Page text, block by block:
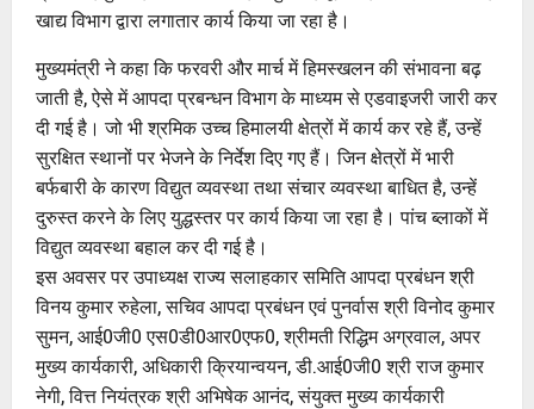
खाद्य विभाग द्वारा लगातार कार्य किया जा रहा है।
मुख्यमंत्री ने कहा कि फरवरी और मार्च में हिमस्खलन की संभावना बढ़
जाती है, ऐसे में आपदा प्रबन्धन विभाग के माध्यम से एडवाइजरी जारी कर
दी गई है। जो भी श्रमिक उच्च हिमालयी क्षेत्रों में कार्य कर रहे हैं, उन्हें
सुरक्षित स्थानों पर भेजने के निर्देश दिए गए हैं। जिन क्षेत्रों में भारी
बर्फबारी के कारण विद्युत व्यवस्था तथा संचार व्यवस्था बाधित है, उन्हें
दुरुस्त करने के लिए युद्धस्तर पर कार्य किया जा रहा है। पांच ब्लाकों में
विद्युत व्यवस्था बहाल कर दी गई है।
इस अवसर पर उपाध्यक्ष राज्य सलाहकार समिति आपदा प्रबंधन श्री
विनय कुमार रुहेला, सचिव आपदा प्रबंधन एवं पुनर्वास श्री विनोद कुमार
सुमन, आई0जी0 एस0डी0आर0एफ0, श्रीमती रिद्धिम अग्रवाल, अपर
मुख्य कार्यकारी, अधिकारी क्रियान्वयन, डी.आई0जी0 श्री राज कुमार
नेगी, वित्त नियंत्रक श्री अभिषेक आनंद, संयुक्त मुख्य कार्यकारी